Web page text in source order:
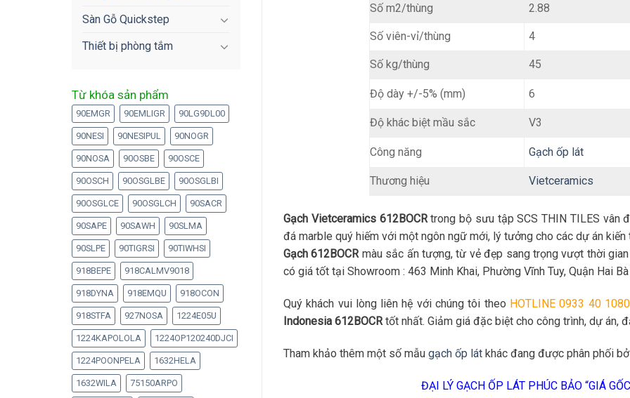
Sàn Gỗ Quickstep
Thiết bị phòng tắm
Từ khóa sản phẩm
90EMGR 90EMLIGR 90LG9DL00
90NESI 90NESIPUL 90NOGR
90NOSA 90OSBE 90OSCE
90OSCH 90OSGLBE 90OSGLBI
90OSGLCE 90OSGLCH 90SACR
90SAPE 90SAWH 90SLMA
90SLPE 90TIGRSI 90TIWHSI
918BEPE 918CALMV9018
918DYNA 918EMQU 918OCON
918STFA 927NOSA 1224E05U
1224KAPOLOLA 1224OP120240DJCI
1224POONPELA 1632HELA
1632WILA 75150ARPO
Số m2/thùng 2.88
Số viên-vỉ/thùng 4
Số kg/thùng 45
Độ dày +/-5% (mm) 6
Độ khác biệt mầu sắc V3
Công năng Gạch ốp lát
Thương hiệu Vietceramics
Gạch Vietceramics 612BOCRtrong bộ sưu tập SCS THIN TILES vân
đá marble quý hiếm với một ngôn ngữ mới, lý tưởng cho các dự án kiến
Gạch 612BOCRmàu sắc ấn tượng, từ vẻ đẹp sang trọng vượt thời
có giá tốt tại Showroom : 463 Minh Khai, Phường Vĩnh Tuy, Quận Hai
Quý khách vui lòng liên hệ với chúng tôi theo HOTLINE 0933 40 1080
Indonesia 612BOCRtốt nhất. Giảm giá đặc biệt cho công trình, dự án,
Tham khảo thêm một số mẫu gạch ốp lát khác đang được phân phối
ĐẠI LÝ GẠCH ỐP LÁT PHÚC BẢO “GIÁ